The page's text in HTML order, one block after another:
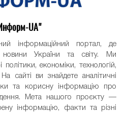
UA"
інформаційний портал, де
новини України та світу. Ми
економіки, технологій,
сайті ви знайдете аналітичні
та корисну інформацію про
Мета нашого проєкту —
інформацію, факти та різні